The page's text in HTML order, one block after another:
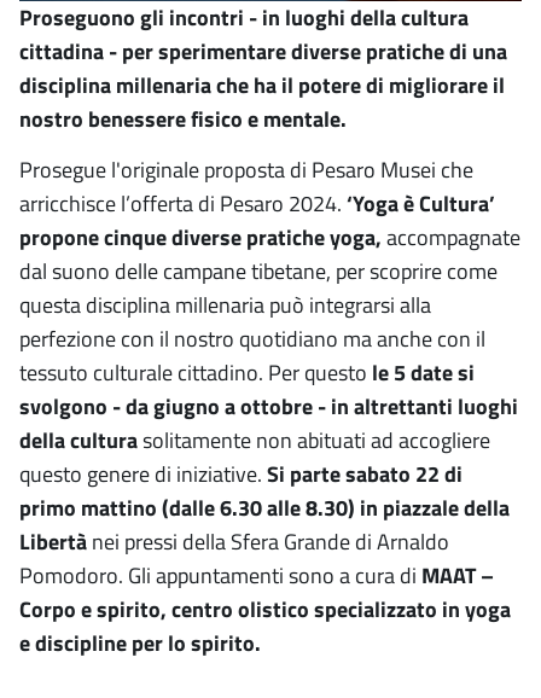
Proseguono gli incontri - in luoghi della cultura
cittadina - per sperimentare diverse pratiche di una
disciplina millenaria che ha il potere di migliorare il
nostro benessere fisico e mentale.
Prosegue l'originale proposta di Pesaro Musei che
arricchisce l’offerta di Pesaro 2024.‘Yoga è Cultura’
propone cinque diverse pratiche yoga,accompagnate
dal suono delle campane tibetane, per scoprire come
questa disciplina millenaria può integrarsi alla
perfezione con il nostro quotidiano ma anche con il
tessuto culturale cittadino. Per questo le 5 date si
svolgono - da giugno a ottobre - in altrettanti luoghi
della culturasolitamente non abituati ad accogliere
questo genere di iniziative.Si parte sabato 22 di
primo mattino (dalle 6.30 alle 8.30) in piazzale della
Libertànei pressi della Sfera Grande di Arnaldo
Pomodoro. Gli appuntamenti sono a cura di MAAT –
Corpo e spirito, centro olistico specializzato in yoga
e discipline per lo spirito.